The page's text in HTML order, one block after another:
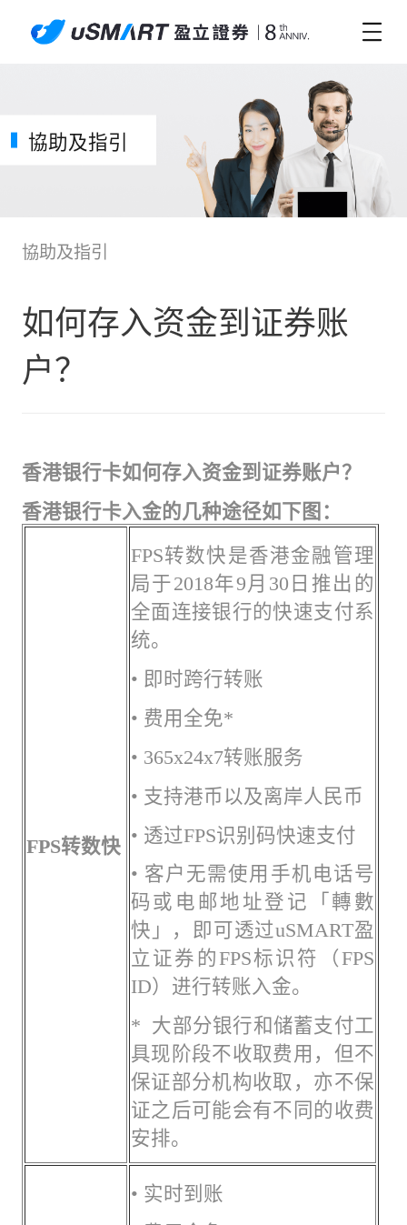
協助及指引
協助及指引
如何存入资金到证券账
户？
香港银行卡如何存入资金到证券账户？
香港银行卡入金的几种途径如下图：
FPS转数快
FPS转数快是香港金融管理
局于2018年9月30日推出的
全面连接银行的快速支付系
统。
• 即时跨行转账
• 费用全免*
• 365x24x7转账服务
• 支持港币以及离岸人民币
• 透过FPS识别码快速支付
• 客户无需使用手机电话号
码或电邮地址登记「轉數
快」，即可透过uSMART盈
立证券的FPS标识符（FPS
ID）进行转账入金。
* 大部分银行和储蓄支付工
具现阶段不收取费用，但不
保证部分机构收取，亦不保
证之后可能会有不同的收费
安排。
• 实时到账